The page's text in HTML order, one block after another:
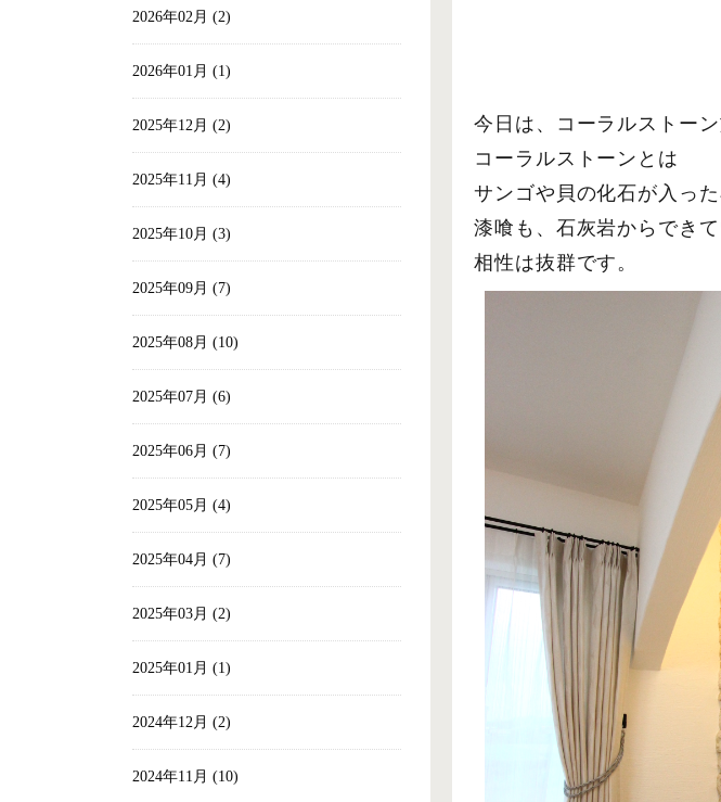
今日は、コーラルストー
コーラルストーンとは
サンゴや貝の化石が入った
漆喰も、石灰岩からでき
相性は抜群です。
2026年02月 (2)
2026年01月 (1)
2025年12月 (2)
2025年11月 (4)
2025年10月 (3)
2025年09月 (7)
2025年08月 (10)
2025年07月 (6)
2025年06月 (7)
2025年05月 (4)
2025年04月 (7)
2025年03月 (2)
2025年01月 (1)
2024年12月 (2)
2024年11月 (10)